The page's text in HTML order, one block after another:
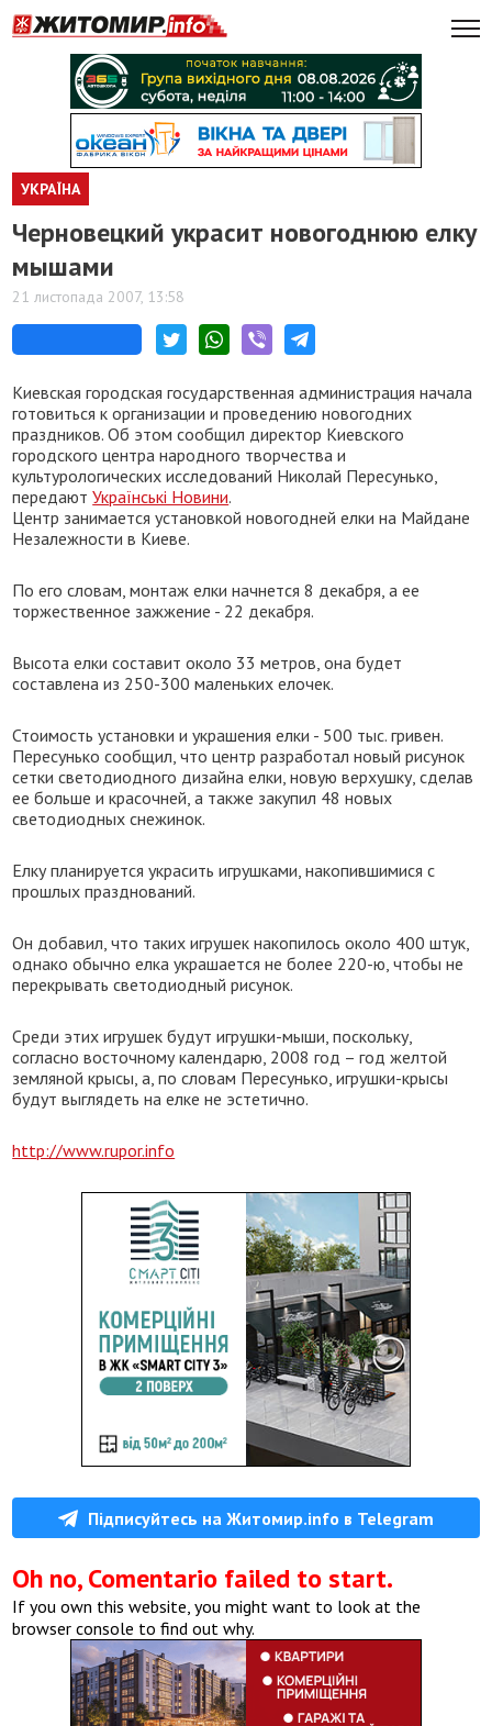
УКРАЇНА
Черновецкий украсит новогоднюю елку
мышами
21 листопада 2007, 13:58
Киевская городская государственная администрация начала
готовиться к организации и проведению новогодних
праздников. Об этом сообщил директор Киевского
городского центра народного творчества и
культурологических исследований Николай Пересунько,
передаютУкраїнські Новини.
Центр занимается установкой новогодней елки на Майдане
Незалежности в Киеве.
По его словам, монтаж елки начнется 8 декабря, а ее
торжественное зажжение - 22 декабря.
Высота елки составит около 33 метров, она будет
составлена из 250-300 маленьких елочек.
Стоимость установки и украшения елки - 500 тыс. гривен.
Пересунько сообщил, что центр разработал новый рисунок
сетки светодиодного дизайна елки, новую верхушку, сделав
ее больше и красочней, а также закупил 48 новых
светодиодных снежинок.
Елку планируется украсить игрушками, накопившимися с
прошлых празднований.
Он добавил, что таких игрушек накопилось около 400 штук,
однако обычно елка украшается не более 220-ю, чтобы не
перекрывать светодиодный рисунок.
Среди этих игрушек будут игрушки-мыши, поскольку,
согласно восточному календарю, 2008 год – год желтой
земляной крысы, а, по словам Пересунько, игрушки-крысы
будут выглядеть на елке не эстетично.
http://www.rupor.info
Підписуйтесь на Житомир.info в Telegram
Oh no, Comentario failed to start.
If you own this website, you might want to look at the
browser console to find out why.